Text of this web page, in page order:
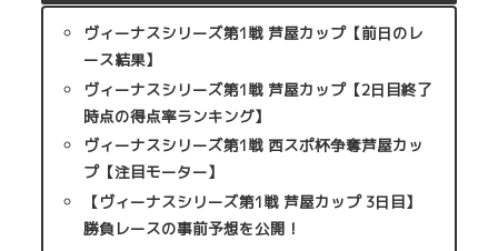
ヴィーナスシリーズ第1戦 芦屋カップ【前日のレ
ース結果】
ヴィーナスシリーズ第1戦 芦屋カップ【2日目終了
時点の得点率ランキング】
ヴィーナスシリーズ第1戦 西スポ杯争奪芦屋カッ
プ【注目モーター】
【ヴィーナスシリーズ第1戦 芦屋カップ 3日目】
勝負レースの事前予想を公開！